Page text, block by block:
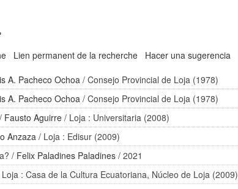
Lien permanent de la recherche
Hacer una sugerencia
A. Pacheco Ochoa / Consejo Provincial de Loja (1978)
A. Pacheco Ochoa / Consejo Provincial de Loja (1978)
Fausto Aguirre / Loja : Universitaria (2008)
Anzaza / Loja : Edisur (2009)
/ Felix Paladines Paladines / 2021
: Casa de la Cultura Ecuatoriana, Núcleo de Loja (2009)